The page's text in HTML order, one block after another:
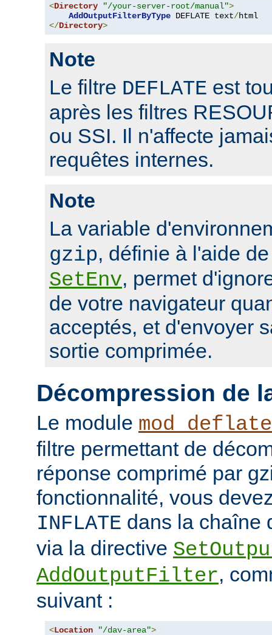
<Directory "/your-server-root/manual">
AddOutputFilterByType DEFLATE text/
</Directory>
Note
Le filtre DEFLATE est
après les filtres
ou SSI. Il n'affecte
requêtes internes.
Note
La variable
gzip, définie à l'aide
SetEnv, permet
de votre navigateur
acceptés, et d'envoyer
sortie comprimée.
Décompression de
Le module mod_deflate
filtre permettant de
réponse comprimé par
fonctionnalité, vous
INFLATE dans la chaîne
via la directive
AddOutputFilter,
suivant :
<Location "/dav-area">